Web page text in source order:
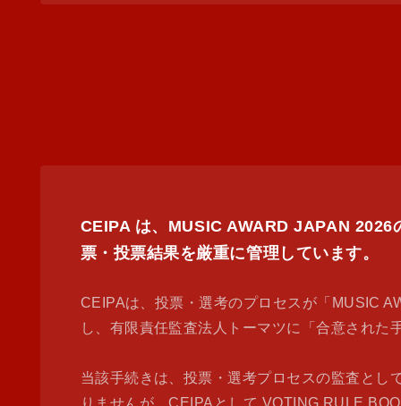
CEIPA は、MUSIC AWARD JAPAN 2026
票・投票結果を厳重に管理しています。
CEIPAは、投票・選考のプロセスが「MUSIC
し、有限責任監査法人トーマツに「合意され
当該手続きは、投票・選考プロセスの監査とし